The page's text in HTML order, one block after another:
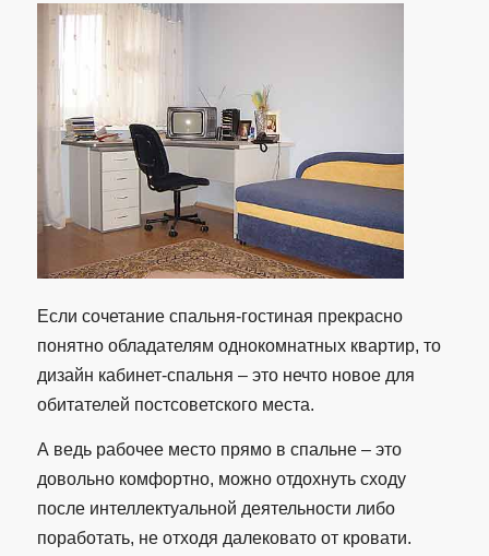
Если сочетание спальня-гостиная прекрасно
понятно обладателям однокомнатных квартир, то
дизайн кабинет-спальня – это нечто новое для
обитателей постсоветского места.
А ведь рабочее место прямо в спальне – это
довольно комфортно, можно отдохнуть сходу
после интеллектуальной деятельности либо
поработать, не отходя далековато от кровати.